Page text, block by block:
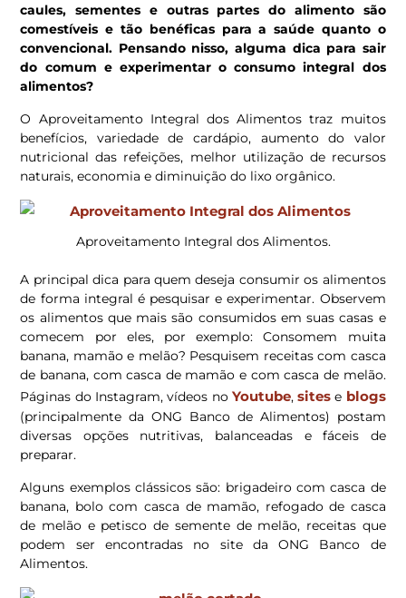
caules, sementes e outras partes do alimento são
comestíveis e tão benéficas para a saúde quanto o
convencional. Pensando nisso, alguma dica para sair
do comum e experimentar o consumo integral dos
alimentos?
O Aproveitamento Integral dos Alimentos traz muitos
benefícios, variedade de cardápio, aumento do valor
nutricional das refeições, melhor utilização de recursos
naturais, economia e diminuição do lixo orgânico.
Aproveitamento Integral dos Alimentos.
A principal dica para quem deseja consumir os alimentos
de forma integral é pesquisar e experimentar. Observem
os alimentos que mais são consumidos em suas casas e
comecem por eles, por exemplo: Consomem muita
banana, mamão e melão? Pesquisem receitas com casca
de banana, com casca de mamão e com casca de melão.
Páginas do Instagram, vídeos no Youtube,sites e blogs
(principalmente da ONG Banco de Alimentos) postam
diversas opções nutritivas, balanceadas e fáceis de
preparar.
Alguns exemplos clássicos são: brigadeiro com casca de
banana, bolo com casca de mamão, refogado de casca
de melão e petisco de semente de melão, receitas que
podem ser encontradas no site da ONG Banco de
Alimentos.